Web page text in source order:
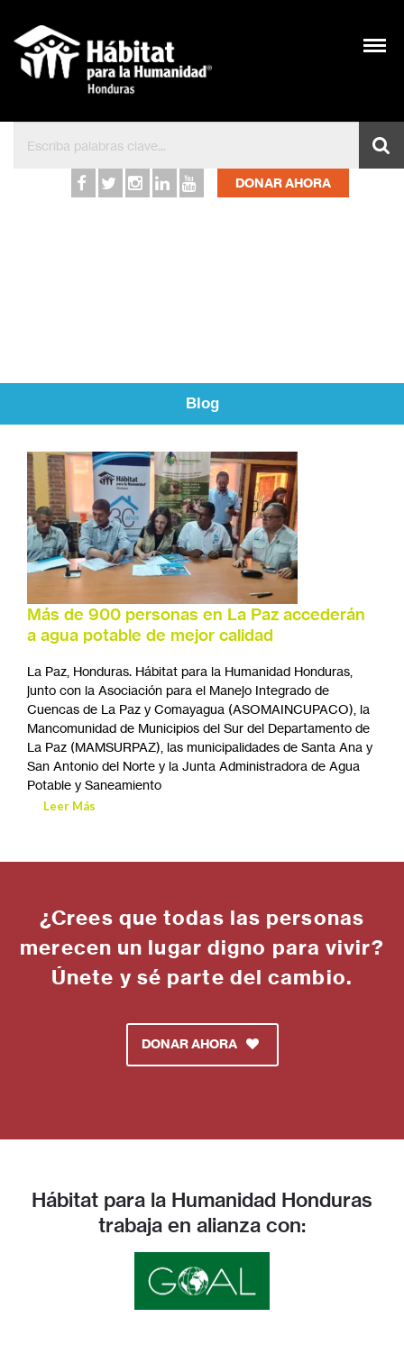
Hábitat para la
DONAR AHORA
Blog
Más de 900 personas en La Paz accederán
a agua potable de mejor calidad
La Paz, Honduras. Hábitat para la Humanidad Honduras,
junto con la Asociación para el Manejo Integrado de
Cuencas de La Paz y Comayagua (ASOMAINCUPACO), la
Mancomunidad de Municipios del Sur del Departamento de
La Paz (MAMSURPAZ), las municipalidades de Santa Ana y
San Antonio del Norte y la Junta Administradora de Agua
Potable y Saneamiento
Leer Más
¿Crees que todas las personas
merecen un lugar digno para vivir?
Únete y sé parte del cambio.
DONAR AHORA
Hábitat para la Humanidad Honduras
trabaja en alianza con: